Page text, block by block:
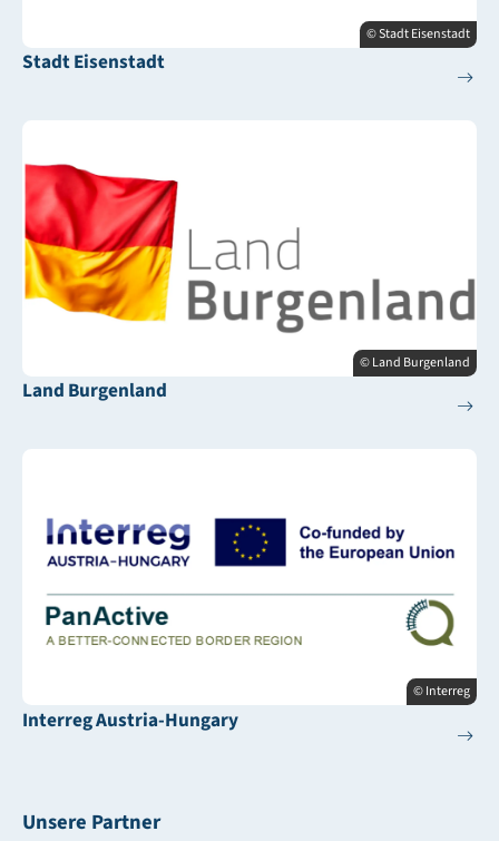
© Stadt Eisenstadt
Stadt Eisenstadt
© Land Burgenland
Land Burgenland
© Interreg
Interreg Austria-Hungary
Unsere Partner